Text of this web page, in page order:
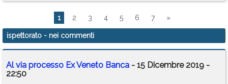
1 2 3 4 5 6 7 »
ispettorato - nei commenti
Al via processo Ex Veneto Banca - 15 Dicembre 2019 -
22:50